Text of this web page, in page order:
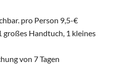
pro Person 9,5-€
Handtuch, 1 kleines
von 7 Tagen